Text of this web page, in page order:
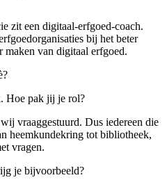
zit een digitaal-erfgoed-coach.
bij het beter
maken van digitaal erfgoed.
Hoe pak jij je rol?
vraaggestuurd. Dus iedereen die
heemkundekring tot bibliotheek,
vragen.
je bijvoorbeeld?